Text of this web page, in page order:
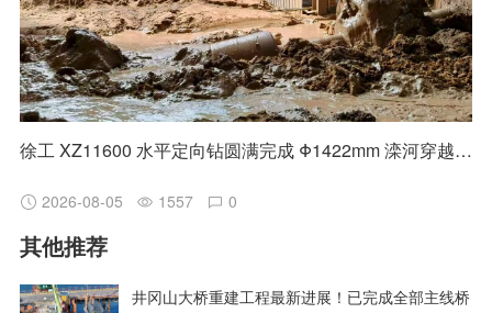
徐工 XZ11600 水平定向钻圆满完成 Φ1422mm 滦河穿越施工
2026-08-05 1557 0
其他推荐
井冈山大桥重建工程最新进展！已完成全部主线桥